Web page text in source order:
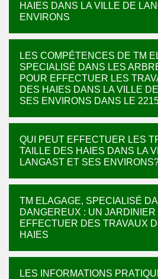
HAIES DANS LA VILLE DE
ENVIRONS
LES COMPÉTENCES DE TM
SPECIALISÉ DANS LES
POUR EFFECTUER LES
DES HAIES DANS LA VILLE
SES ENVIRONS DANS LE
QUI PEUT EFFECTUER LES
TAILLE DES HAIES DANS LA
LANGAST ET SES
TM ELAGAGE, SPECIALISÉ
DANGEREUX : UN
EFFECTUER DES TRAVAUX
HAIES
LES INFORMATIONS